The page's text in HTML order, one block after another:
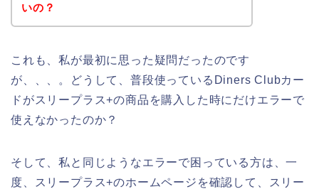
いの？
これも、私が最初に思った疑問だったのです
が、、、。どうして、普段使っているDiners Clubカー
ドがスリープラス+の商品を購入した時にだけエラーで
使えなかったのか？
そして、私と同じようなエラーで困っている方は、一
度、スリープラス+のホームページを確認して、スリー